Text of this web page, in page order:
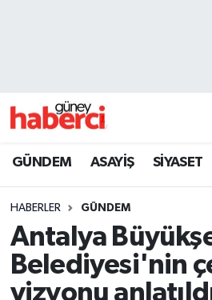
GÜNDEM ASAYİŞ SİYASET
HABERLER GÜNDEM
Antalya
Belediyesi'nin
vizyonu
Beyoğlu Trafik Yoğunluk
Son Dakika Haberleri
Haber Arşivi